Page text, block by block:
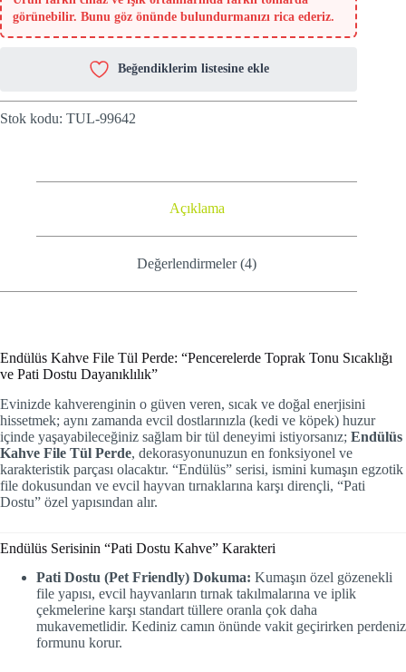
görünebilir. Bunu göz önünde bulundurmanızı rica ederiz.
Beğendiklerim listesine ekle
Stok kodu: TUL-99642
Açıklama
Değerlendirmeler (4)
Endülüs Kahve File Tül Perde: “Pencerelerde Toprak Tonu Sıcaklığı
ve Pati Dostu Dayanıklılık”
Evinizde kahverenginin o güven veren, sıcak ve doğal enerjisini
hissetmek; aynı zamanda evcil dostlarınızla (kedi ve köpek) huzur
içinde yaşayabileceğiniz sağlam bir tül deneyimi istiyorsanız; Endülüs
Kahve File Tül Perde, dekorasyonunuzun en fonksiyonel ve
karakteristik parçası olacaktır. “Endülüs” serisi, ismini kumaşın egzotik
file dokusundan ve evcil hayvan tırnaklarına karşı dirençli, “Pati
Dostu” özel yapısından alır.
Endülüs Serisinin “Pati Dostu Kahve” Karakteri
Pati Dostu (Pet Friendly) Dokuma: Kumaşın özel gözenekli
file yapısı, evcil hayvanların tırnak takılmalarına ve iplik
çekmelerine karşı standart tüllere oranla çok daha
mukavemetlidir. Kediniz camın önünde vakit geçirirken perdeniz
formunu korur.